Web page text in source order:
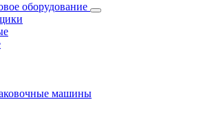
оборудование
машины